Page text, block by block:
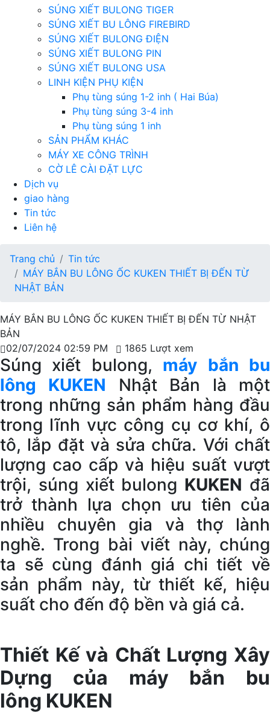
SÚNG XIẾT BULONG TIGER
SÚNG XIẾT BU LÔNG FIREBIRD
SÚNG XIẾT BULONG ĐIỆN
SÚNG XIẾT BULONG PIN
SÚNG XIẾT BULONG USA
LINH KIỆN PHỤ KIỆN
Phụ tùng súng 1-2 inh ( Hai Búa)
Phụ tùng súng 3-4 inh
Phụ tùng súng 1 inh
SẢN PHẨM KHÁC
MÁY XE CÔNG TRÌNH
CỜ LÊ CÀI ĐẶT LỰC
Dịch vụ
giao hàng
Tin tức
Liên hệ
Trang chủ
Tin tức
MÁY BẮN BU LÔNG ỐC KUKEN THIẾT BỊ ĐẾN TỪ
NHẬT BẢN
MÁY BẮN BU LÔNG ỐC KUKEN THIẾT BỊ ĐẾN TỪ NHẬT
BẢN
02/07/2024 02:59 PM
1865 Lượt xem
Súng xiết bulong, máy bắn bu
lông KUKEN Nhật Bản là một
trong những sản phẩm hàng đầu
trong lĩnh vực công cụ cơ khí, ô
tô, lắp đặt và sửa chữa. Với chất
lượng cao cấp và hiệu suất vượt
trội, súng xiết bulong KUKEN đã
trở thành lựa chọn ưu tiên của
nhiều chuyên gia và thợ lành
nghề. Trong bài viết này, chúng
ta sẽ cùng đánh giá chi tiết về
sản phẩm này, từ thiết kế, hiệu
suất cho đến độ bền và giá cả.
Thiết Kế và Chất Lượng Xây
Dựng của máy bắn bu
lông KUKEN